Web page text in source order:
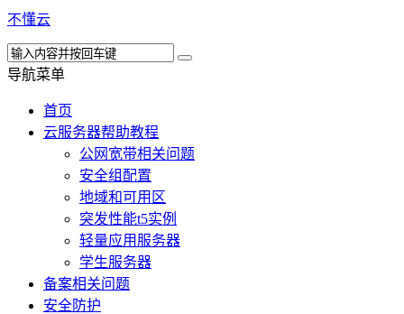
不懂云
导航菜单
首页
云服务器帮助教程
公网宽带相关问题
安全组配置
地域和可用区
突发性能t5实例
轻量应用服务器
学生服务器
备案相关问题
安全防护